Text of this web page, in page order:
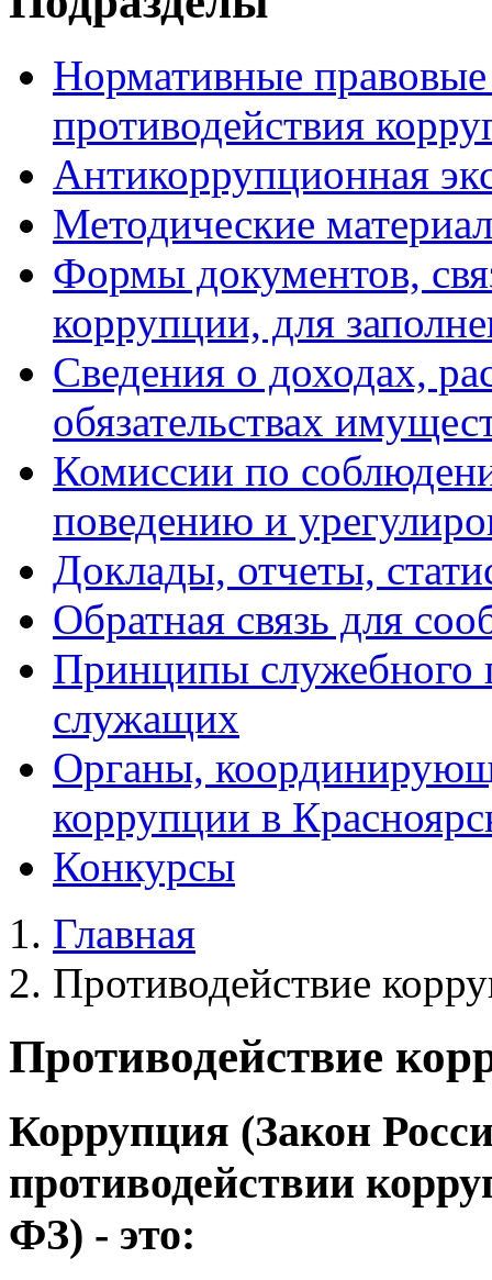
Нормативные
противодействия
Антикоррупционная
Методические
Формы документов,
коррупции, для
Сведения о доходах,
обязательствах
Комиссии по
поведению и
Доклады, отчеты,
Обратная связь для
Принципы служебного
служащих
Органы,
коррупции в
Конкурсы
Главная
Противодействие
Противодействие
Коррупция (Закон
противодействии
ФЗ) - это: